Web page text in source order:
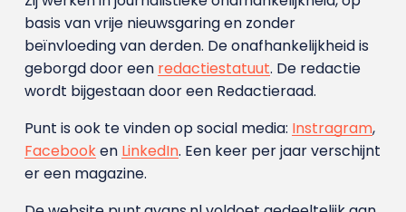
basis van vrije nieuwsgaring en zonder
beïnvloeding van derden. De onafhankelijkheid is
geborgd door een redactiestatuut. De redactie
wordt bijgestaan door een Redactieraad.
Punt is ook te vinden op social media: Instragram,
Facebooken LinkedIn. Een keer per jaar verschijnt
er een magazine.